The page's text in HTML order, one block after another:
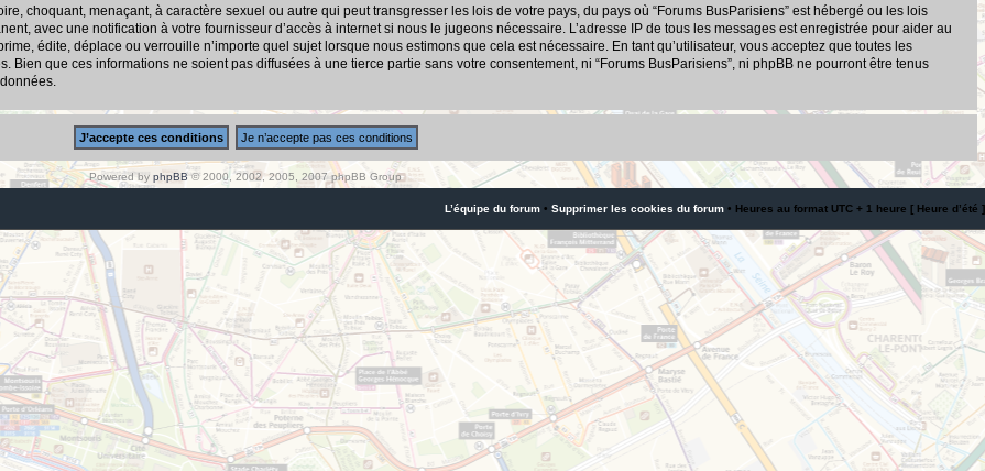
choquant, menaçant, à caractère sexuel ou autre qui peut transgresser les lois de votre pays, du pays où “Forums BusParisiens” est hébergé ou les lois
avec une notification à votre fournisseur d’accès à internet si nous le jugeons nécessaire. L’adresse IP de tous les messages est enregistrée pour aider au
édite, déplace ou verrouille n’importe quel sujet lorsque nous estimons que cela est nécessaire. En tant qu’utilisateur, vous acceptez que toutes les
que ces informations ne soient pas diffusées à une tierce partie sans votre consentement, ni “Forums BusParisiens”, ni phpBB ne pourront être tenus
Powered by phpBB© 2000, 2002, 2005, 2007 phpBB Group
L’équipe du forum • Supprimer les cookies du forum • Heures au format UTC + 1 heure [ Heure d’été ]